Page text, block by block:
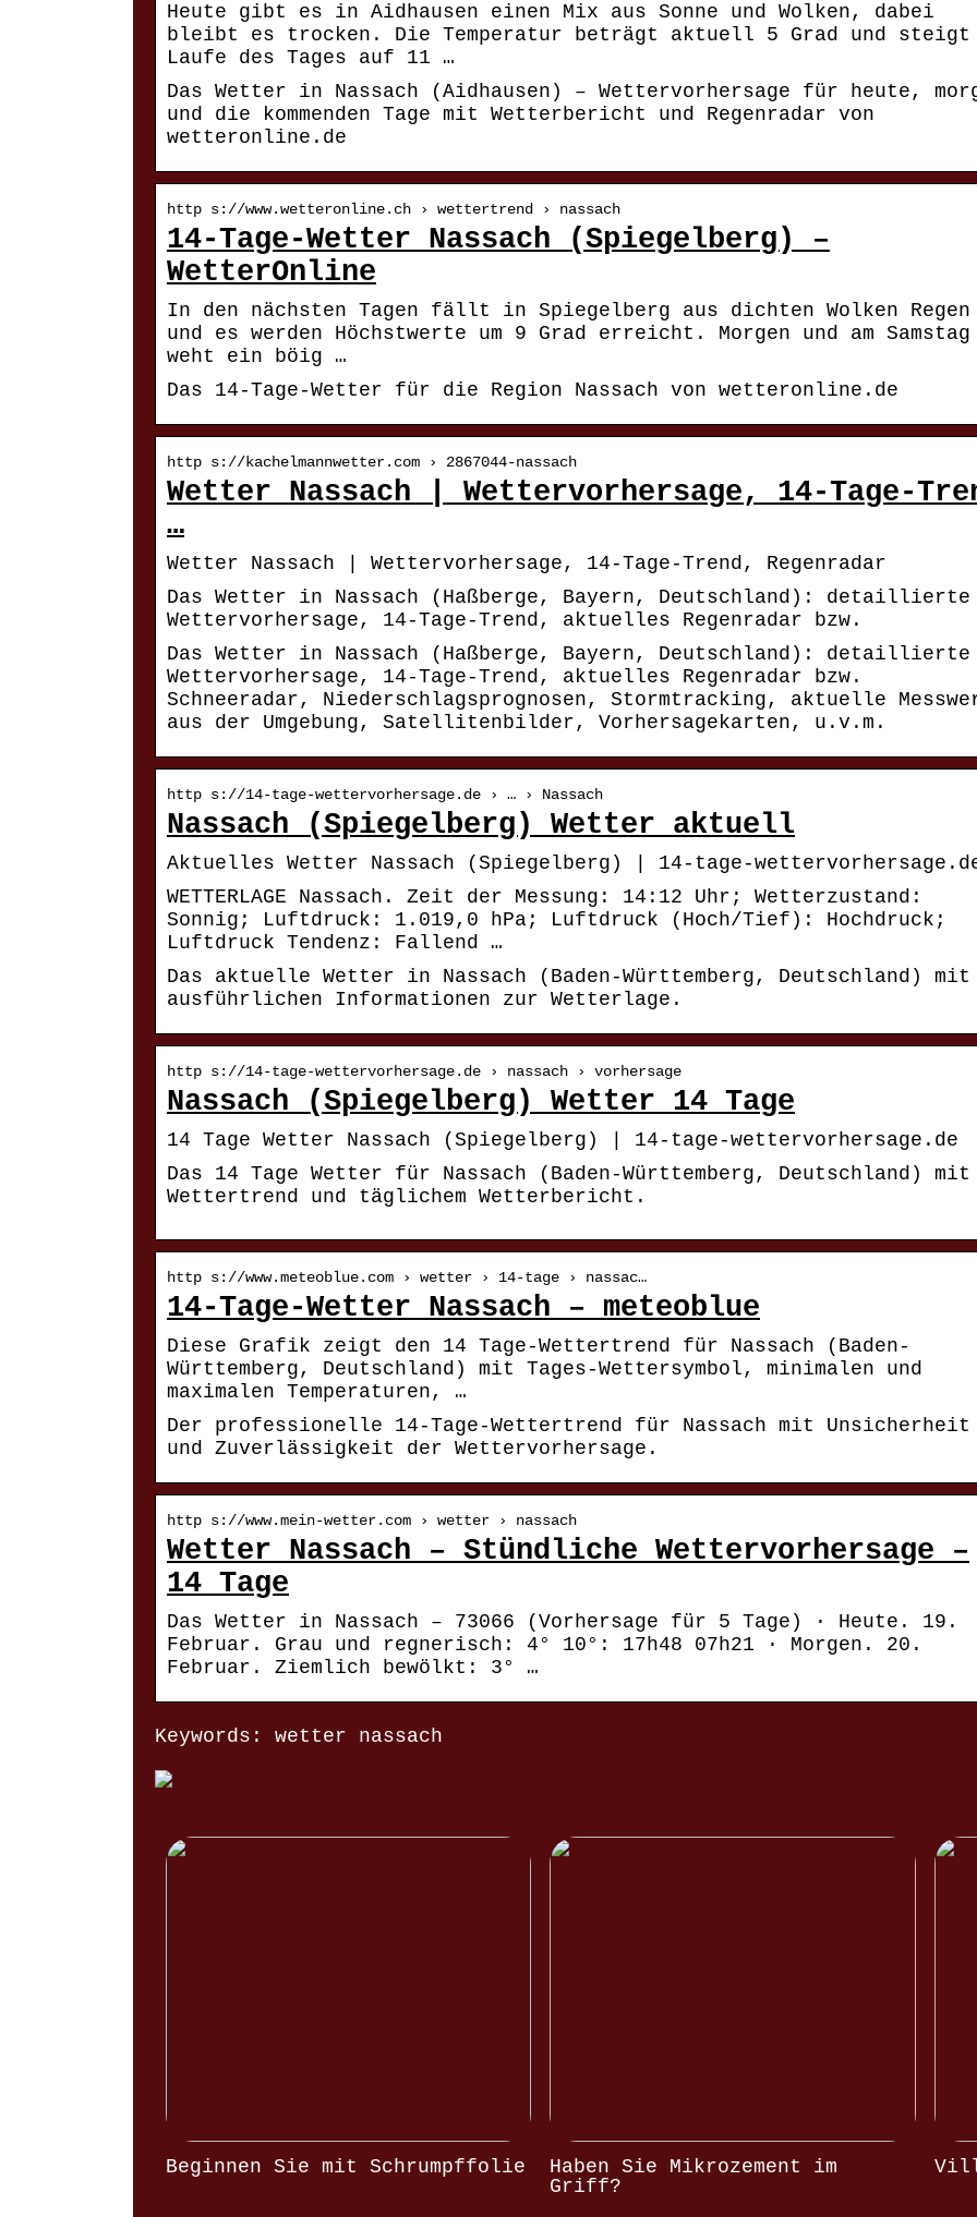
Heute gibt es in Aidhausen einen Mix aus Sonne und Wolken, dabei
bleibt es trocken. Die Temperatur beträgt aktuell 5 Grad und steigt
Laufe des Tages auf 11 …
Das Wetter in Nassach (Aidhausen) – Wettervorhersage für heute,
und die kommenden Tage mit Wetterbericht und Regenradar von
wetteronline.de
http s://www.wetteronline.ch › wettertrend › nassach
14-Tage-Wetter Nassach (Spiegelberg) –
WetterOnline
In den nächsten Tagen fällt in Spiegelberg aus dichten Wolken Regen
und es werden Höchstwerte um 9 Grad erreicht. Morgen und am Samstag
weht ein böig …
Das 14-Tage-Wetter für die Region Nassach von wetteronline.de
http s://kachelmannwetter.com › 2867044-nassach
Wetter Nassach | Wettervorhersage, 14-Tage-
…
Wetter Nassach | Wettervorhersage, 14-Tage-Trend, Regenradar
Das Wetter in Nassach (Haßberge, Bayern, Deutschland): detaillierte
Wettervorhersage, 14-Tage-Trend, aktuelles Regenradar bzw.
Das Wetter in Nassach (Haßberge, Bayern, Deutschland): detaillierte
Wettervorhersage, 14-Tage-Trend, aktuelles Regenradar bzw.
Schneeradar, Niederschlagsprognosen, Stormtracking, aktuelle
aus der Umgebung, Satellitenbilder, Vorhersagekarten, u.v.m.
http s://14-tage-wettervorhersage.de › … › Nassach
Nassach (Spiegelberg) Wetter aktuell
Aktuelles Wetter Nassach (Spiegelberg) | 14-tage-
WETTERLAGE Nassach. Zeit der Messung: 14:12 Uhr; Wetterzustand:
Sonnig; Luftdruck: 1.019,0 hPa; Luftdruck (Hoch/Tief): Hochdruck;
Luftdruck Tendenz: Fallend …
Das aktuelle Wetter in Nassach (Baden-Württemberg, Deutschland) mit
ausführlichen Informationen zur Wetterlage.
http s://14-tage-wettervorhersage.de › nassach › vorhersage
Nassach (Spiegelberg) Wetter 14 Tage
14 Tage Wetter Nassach (Spiegelberg) | 14-tage-wettervorhersage.de
Das 14 Tage Wetter für Nassach (Baden-Württemberg, Deutschland) mit
Wettertrend und täglichem Wetterbericht.
http s://www.meteoblue.com › wetter › 14-tage › nassac…
14-Tage-Wetter Nassach – meteoblue
Diese Grafik zeigt den 14 Tage-Wettertrend für Nassach (Baden-
Württemberg, Deutschland) mit Tages-Wettersymbol, minimalen und
maximalen Temperaturen, …
Der professionelle 14-Tage-Wettertrend für Nassach mit Unsicherheit
und Zuverlässigkeit der Wettervorhersage.
http s://www.mein-wetter.com › wetter › nassach
Wetter Nassach – Stündliche Wettervorhersage –
14 Tage
Das Wetter in Nassach – 73066 (Vorhersage für 5 Tage) · Heute. 19.
Februar. Grau und regnerisch: 4° 10°: 17h48 07h21 · Morgen. 20.
Februar. Ziemlich bewölkt: 3° …
Keywords: wetter nassach
Beginnen Sie mit Schrumpffolie
Haben Sie Mikrozement im
Griff?